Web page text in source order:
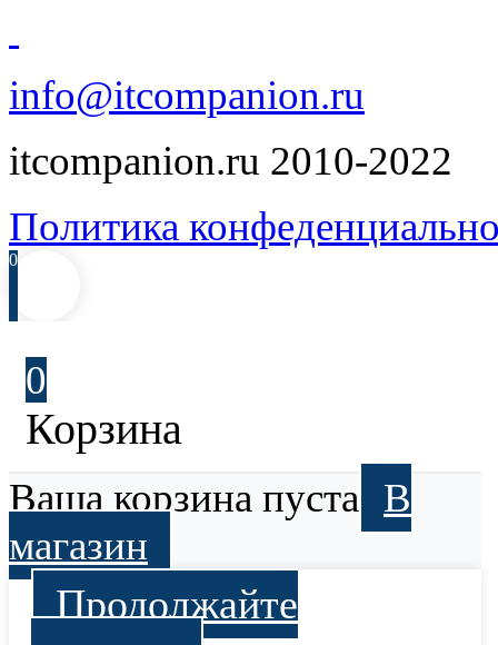
info@itcompanion.ru
itcompanion.ru 2010-2022
Политика
0
0
Корзина
Ваша корзина пуста В
магазин
Продолжайте